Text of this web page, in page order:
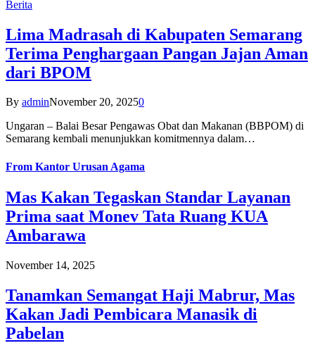
Berita
Lima Madrasah di Kabupaten Semarang
Terima Penghargaan Pangan Jajan Aman
dari BPOM
By adminNovember 20, 20250
Ungaran – Balai Besar Pengawas Obat dan Makanan (BBPOM) di
Semarang kembali menunjukkan komitmennya dalam…
From Kantor Urusan Agama
Mas Kakan Tegaskan Standar Layanan
Prima saat Monev Tata Ruang KUA
Ambarawa
November 14, 2025
Tanamkan Semangat Haji Mabrur, Mas
Kakan Jadi Pembicara Manasik di
Pabelan